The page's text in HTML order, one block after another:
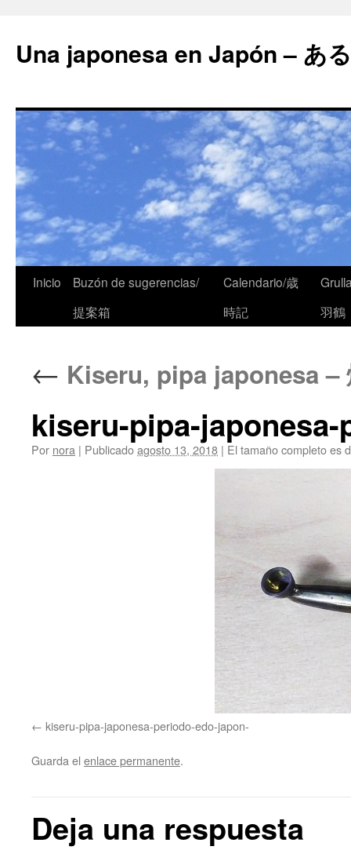
Una japonesa en Japón – あ
Inicio
Buzón de sugerencias/
提案箱
Calendario/歳
時記
羽鶴
← Kiseru, pipa japonesa –
kiseru-pipa-
Por nora | Publicadoagosto 13, 2018 | El tamaño completo es
kiseru-pipa-japonesa-periodo-edo-japon-
Guarda el enlace permanente.
Deja una respuesta